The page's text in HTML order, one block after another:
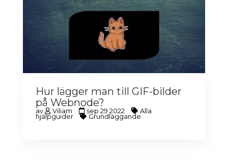
Hur lägger man till GIF-bilder
på Webnode?
av Viliam sep 29 2022 Alla
hjälpguider Grundläggande